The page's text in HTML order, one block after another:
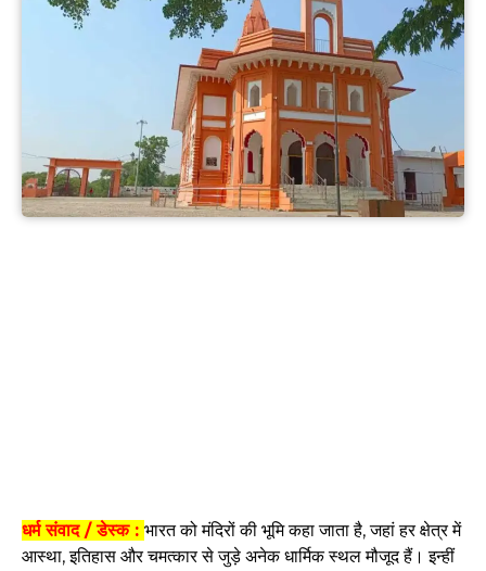
धर्म संवाद / डेस्क : भारत को मंदिरों की भूमि कहा जाता है, जहां हर क्षेत्र में
आस्था, इतिहास और चमत्कार से जुड़े अनेक धार्मिक स्थल मौजूद हैं। इन्हीं